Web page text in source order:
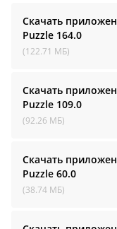
Скачать
Puzzle 164.0
(122.71 МБ)
Скачать
Puzzle 109.0
(92.26 МБ)
Скачать
Puzzle 60.0
(38.74 МБ)